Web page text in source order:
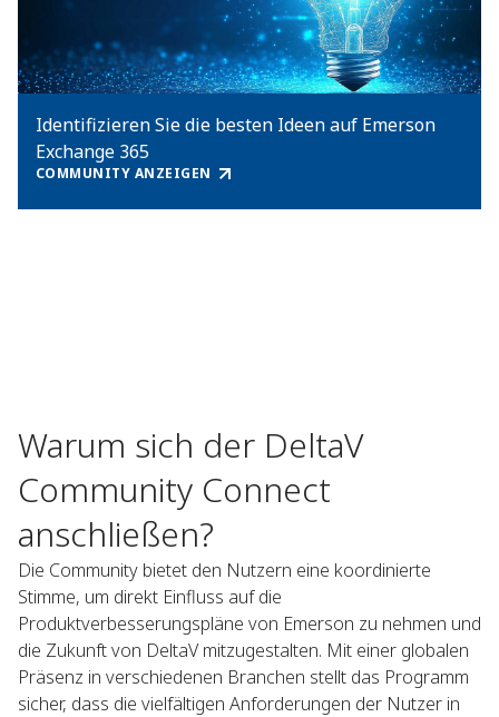
Identifizieren Sie die besten Ideen auf Emerson
Exchange 365
COMMUNITY ANZEIGEN
Warum sich der DeltaV
Community Connect
anschließen?
Die Community bietet den Nutzern eine koordinierte
Stimme, um direkt Einfluss auf die
Produktverbesserungspläne von Emerson zu nehmen und
die Zukunft von DeltaV mitzugestalten. Mit einer globalen
Präsenz in verschiedenen Branchen stellt das Programm
sicher, dass die vielfältigen Anforderungen der Nutzer in